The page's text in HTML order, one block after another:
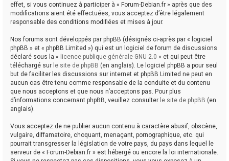
effet, si vous continuez à participer à « Forum-Debian.fr » après que des
modifications aient été effectuées, vous acceptez d’être légalement
responsable des conditions modifiées et mises à jour.
Nos forums sont développés par phpBB (désignés ci-après par « logiciel
phpBB » et « phpBB Limited ») qui est un logiciel de forum de discussions
déclaré sous la « licence publique générale GNU 2.0 » et qui peut être
téléchargé sur le site de phpBB (en anglais). Le logiciel phpBB a pour seul
but de faciliter les discussions sur internet et phpBB Limited ne peut en
aucun cas être tenu comme responsable de la conduite et du contenu
que nous acceptons et que nous n’acceptons pas. Pour plus
d’informations concernant phpBB, veuillez consulter le site de phpBB (en
anglais).
Vous acceptez de ne publier aucun contenu à caractère abusif, obscène,
vulgaire, diffamatoire, choquant, menaçant, pornographique, etc. qui
pourrait transgresser la législation de votre pays, du pays dans lequel le
serveur de « Forum-Debian.fr » est hébergé ou encore la loi internationale.